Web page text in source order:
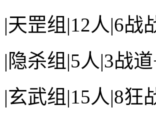
|天罡组|12人|6战
|隐杀组|5人|3战
|玄武组|15人|8狂